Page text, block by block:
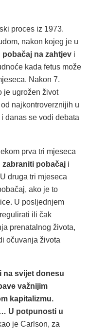
proces iz 1973.
nakon kojeg je u
na zahtjev i
kada fetus može
Nakon 7.
je ugrožen život
najkontroverznijih u
danas se vodi debata
prva tri mjeseca
zabraniti pobačaj i
druga tri mjeseca
ako je to
U posljednjem
ili čak
prenatalnog života,
očuvanja života
na svijet donesu
važnijim
kapitalizmu.
U potpunosti u
je Carlson, za